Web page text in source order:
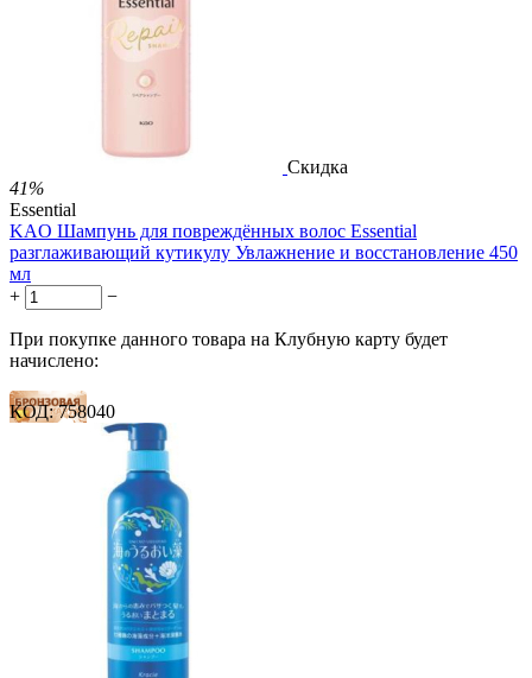
81 балл
1 578.00 Р
за 1.00 мл
Скидка
41%
Essential
KAO Шампунь для повреждённых волос Essential
разглаживающий кутикулу Увлажнение и восстановление 450
мл
+
−
При покупке данного товара на Клубную карту будет
начислено:
32 балла
49 баллов
81 балл
1 486.00 Р
за 1.00 мл

КОД: 758040